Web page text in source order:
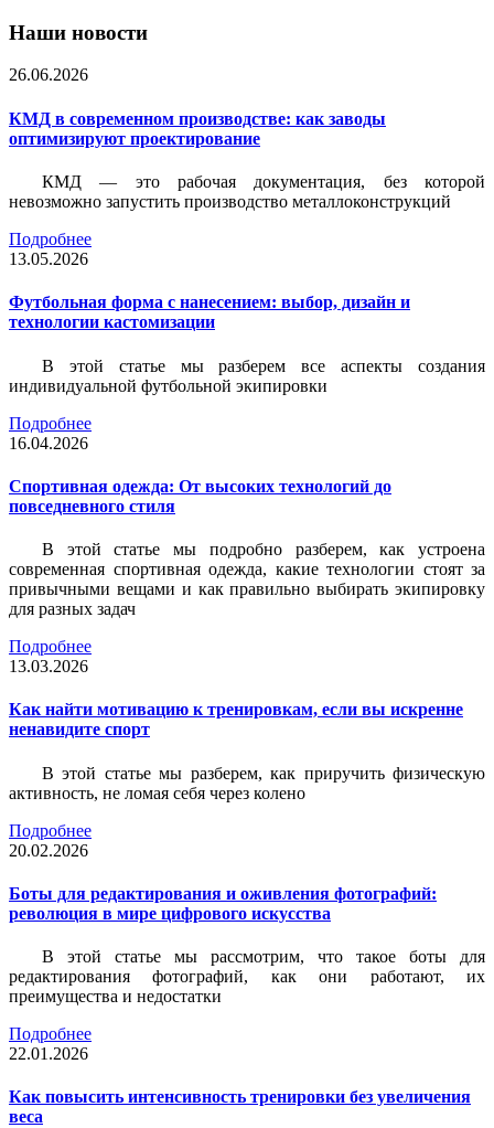
Наши новости
26.06.2026
КМД в современном производстве: как заводы
оптимизируют проектирование
КМД — это рабочая документация, без которой
невозможно запустить производство металлоконструкций
Подробнее
13.05.2026
Футбольная форма с нанесением: выбор, дизайн и
технологии кастомизации
В этой статье мы разберем все аспекты создания
индивидуальной футбольной экипировки
Подробнее
16.04.2026
Спортивная одежда: От высоких технологий до
повседневного стиля
В этой статье мы подробно разберем, как устроена
современная спортивная одежда, какие технологии стоят за
привычными вещами и как правильно выбирать экипировку
для разных задач
Подробнее
13.03.2026
Как найти мотивацию к тренировкам, если вы искренне
ненавидите спорт
В этой статье мы разберем, как приручить физическую
активность, не ломая себя через колено
Подробнее
20.02.2026
Боты для редактирования и оживления фотографий:
революция в мире цифрового искусства
В этой статье мы рассмотрим, что такое боты для
редактирования фотографий, как они работают, их
преимущества и недостатки
Подробнее
22.01.2026
Как повысить интенсивность тренировки без увеличения
веса